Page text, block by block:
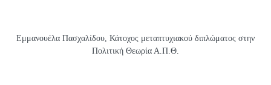
Εμμανουέλα Πασχαλίδου, Κάτοχος μεταπτυχιακού διπλώματος στην
Πολιτική Θεωρία Α.Π.Θ.